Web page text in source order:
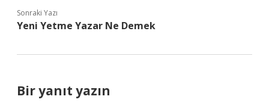
Sonraki Yazı
Yeni Yetme Yazar Ne Demek
Bir yanıt yazın